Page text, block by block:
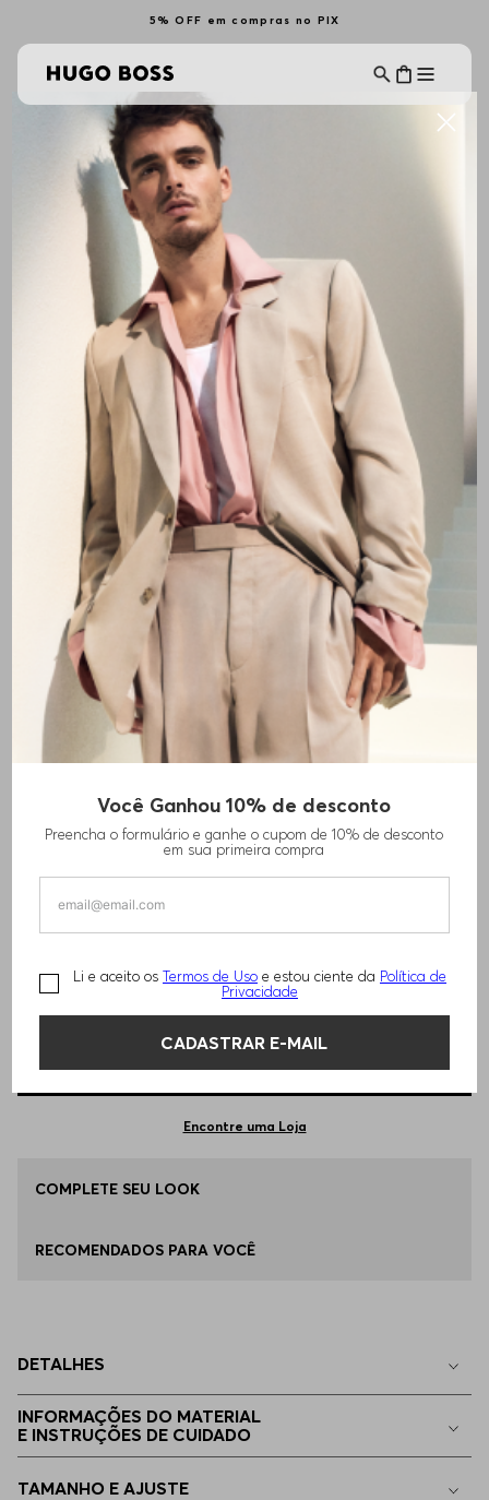
5% OFF em compras no PIX
Você Ganhou 10% de desconto
Preencha o formulário e ganhe o cupom de 10% de desconto
em sua primeira compra
Li e aceito os Termos de Uso e estou ciente da Política de
Privacidade
CADASTRAR E-MAIL
POLO DE ALGODÃO ELÁSTICO DRENANTE
TAMANHO - Informações do Tamanho
Qual o seu Tamanho? Tabela de Tamanhos
M - M
EP - XS
EGG Indisponível
ADICIONAR AO CARRINHO
Encontre uma Loja
COMPLETE SEU LOOK
RECOMENDADOS PARA VOCÊ
DETALHES
INFORMAÇÕES DO MATERIAL
E INSTRUÇÕES DE CUIDADO
TAMANHO E AJUSTE